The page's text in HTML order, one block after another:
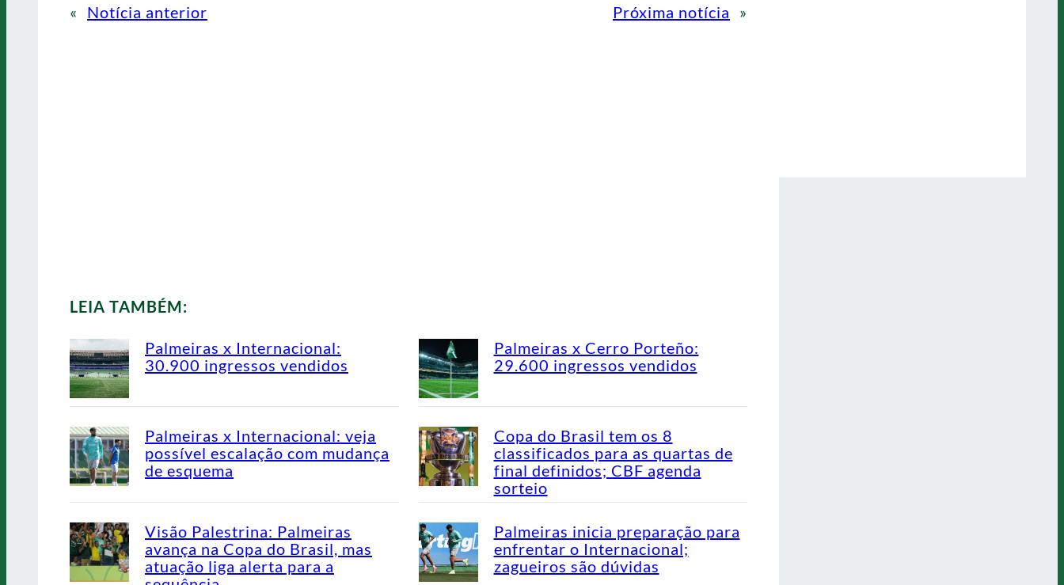
« Notícia anterior Próxima notícia »
LEIA TAMBÉM:
Palmeiras x Internacional:
30.900 ingressos vendidos
Palmeiras x Cerro Porteño:
29.600 ingressos vendidos
Palmeiras x Internacional: veja
possível escalação com mudança
de esquema
Copa do Brasil tem os 8
classificados para as quartas de
final definidos; CBF agenda
sorteio
Visão Palestrina: Palmeiras
avança na Copa do Brasil, mas
atuação liga alerta para a
Palmeiras inicia preparação para
enfrentar o Internacional;
zagueiros são dúvidas